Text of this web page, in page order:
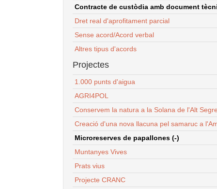
Contracte de custòdia amb document
Dret real d'aprofitament parcial
Sense acord/Acord verbal
Altres tipus d'acords
Projectes
1.000 punts d'aigua
AGRI4POL
Conservem la natura a la Solana de l'Alt
Creació d'una nova llacuna pel samaruc a
Microreserves de papallones (-)
Muntanyes Vives
Prats vius
Projecte CRANC